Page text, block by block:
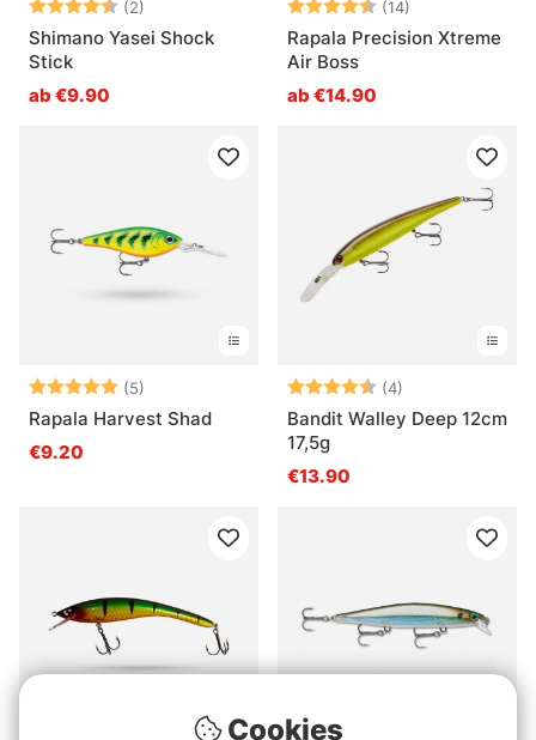
Bewertung:(2)
4.5 von 5 Sternen
Shimano Yasei Shock
Stick
ab €9.90
Bewertung:(14)
Rapala Precision Xtreme
Air Boss
ab €14.90
Bewertung:(5)
5.0 von 5 Sternen
Rapala Harvest Shad
€9.20
Bewertung:(4)
Bandit Walley Deep 12cm
17,5g
€13.90
Cookies